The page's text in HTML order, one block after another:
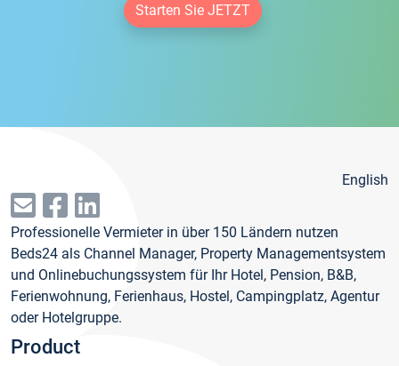
Starten Sie JETZT
English
Professionelle Vermieter in über 150 Ländern nutzen
Beds24 als Channel Manager, Property Managementsystem
und Onlinebuchungssystem für Ihr Hotel, Pension, B&B,
Ferienwohnung, Ferienhaus, Hostel, Campingplatz, Agentur
oder Hotelgruppe.
Product